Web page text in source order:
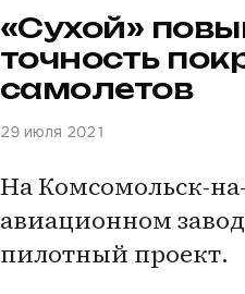
«Сухой»
точность
самолетов
29 июля 2021
На Комсомольск-
авиационном
пилотный проект.